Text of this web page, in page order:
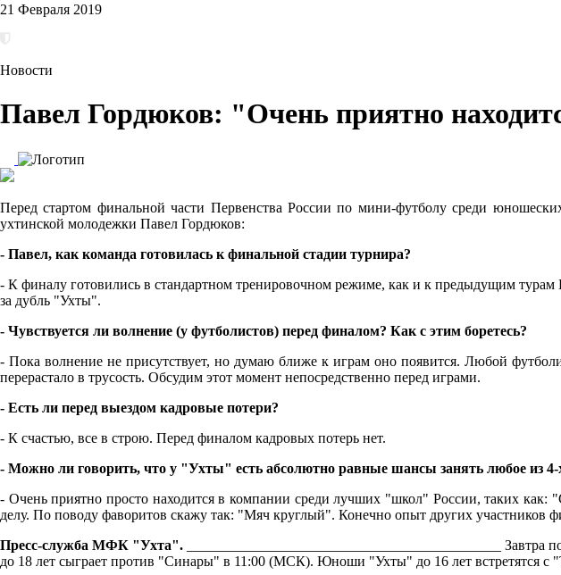
21 Февраля 2019
Новости
Павел Гордюков: "Очень приятно
Перед стартом финальной части Первенства России по мини-футболу среди
ухтинской молодежки Павел Гордюков:
- Павел, как команда готовилась к финальной стадии турнира?
- К финалу готовились в стандартном тренировочном режиме, как и к предыдущим турам
за дубль "Ухты".
- Чувствуется ли волнение (у футболистов) перед финалом? Как с этим боретесь?
- Пока волнение не присутствует, но думаю ближе к играм оно появится. Любой
перерастало в трусость. Обсудим этот момент непосредственно перед играми.
- Есть ли перед выездом кадровые потери?
- К счастью, все в строю. Перед финалом кадровых потерь нет.
- Можно ли говорить, что у "Ухты" есть абсолютно равные шансы занять любое из
- Очень приятно просто находится в компании среди лучших "школ" России, таких
делу. По поводу фаворитов скажу так: "Мяч круглый". Конечно опыт других участников
Пресс-служба МФК "Ухта". ____________________________________________
до 18 лет сыграет против "Синары" в 11:00 (МСК). Юноши "Ухты" до 16 лет встретятся